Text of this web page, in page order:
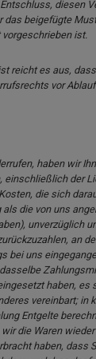
diesen
das beigefügte
ist.
reicht es aus,
vor
haben wir
einschließlich der
die sich
als die von uns
unverzüglich
an
bei uns
haben, es
vereinbart; in
Entgelte
die Waren
haben, dass